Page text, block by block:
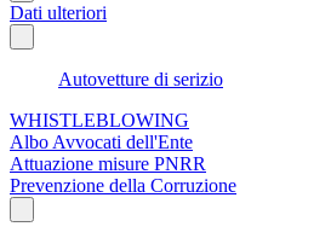
Dati ulteriori
Autovetture di serizio
WHISTLEBLOWING
Albo Avvocati dell'Ente
Attuazione misure PNRR
Prevenzione della Corruzione